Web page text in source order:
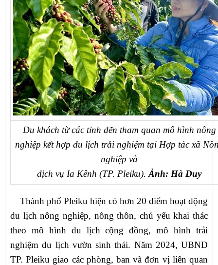
Du khách từ các tỉnh đến tham quan mô hình nông
nghiệp kết hợp du lịch trải nghiệm tại Hợp tác xã
nghiệp và
dịch vụ Ia Kênh (TP. Pleiku). Ảnh: Hà Duy
Thành phố Pleiku hiện có hơn 20 điểm hoạt động
du lịch nông nghiệp, nông thôn, chủ yếu khai thác
theo mô hình du lịch cộng đồng, mô hình trải
nghiệm du lịch vườn sinh thái. Năm 2024, UBND
TP. Pleiku giao các phòng, ban và đơn vị liên quan